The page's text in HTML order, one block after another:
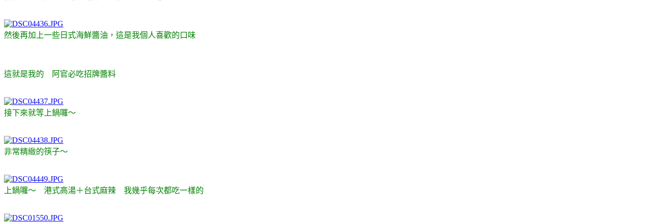
然後再加上一些日式海鮮醬油，這是我個人喜歡的口味
這就是我的 阿官必吃招牌醬料
接下來就等上鍋囉～
非常精緻的筷子～
上鍋囉～ 港式高湯＋台式麻辣 我幾乎每次都吃一樣的